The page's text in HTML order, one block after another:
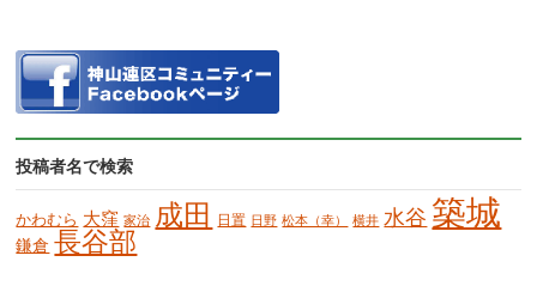
投稿者名で検索
かわむら 大窪 家治 成田 日置 日野 松本（幸） 横井 水谷 築城
鎌倉 長谷部